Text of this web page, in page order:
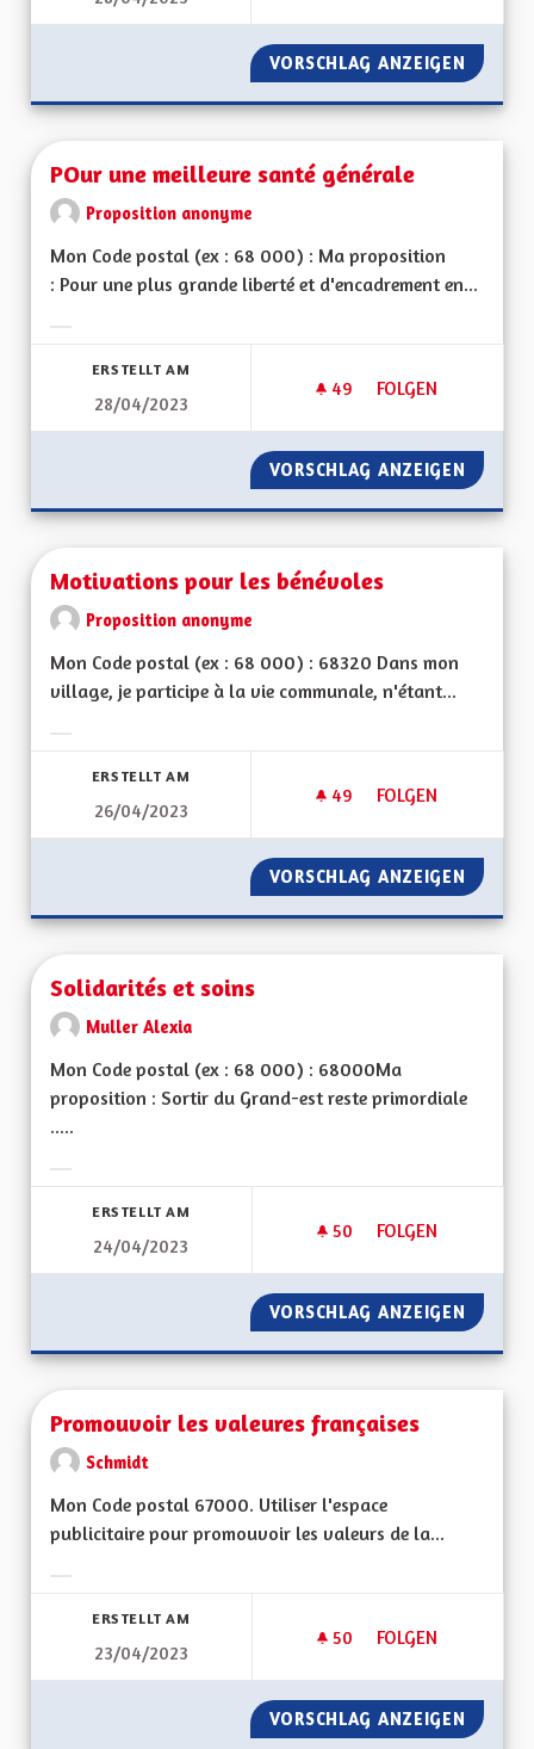
VORSCHLAG ANZEIGEN
POur une meilleure santé générale
Proposition anonyme
Mon Code postal (ex : 68 000) : Ma proposition
: Pour une plus grande liberté et d'encadrement en...
ERSTELLT AM
28/04/2023
49 49 FOLLOWER
FOLGEN
POUR UNE
VORSCHLAG ANZEIGEN POUR
Motivations pour les bénévoles
Proposition anonyme
Mon Code postal (ex : 68 000) : 68320 Dans mon
village, je participe à la vie communale, n'étant...
ERSTELLT AM
26/04/2023
49 49 FOLLOWER
FOLGEN
MOTIVATIONS
VORSCHLAG ANZEIGEN
Solidarités et soins
Muller Alexia
Mon Code postal (ex : 68 000) : 68000Ma
proposition : Sortir du Grand-est reste primordiale
.....
ERSTELLT AM
24/04/2023
50 50 FOLLOWER
FOLGEN
SOLIDARITÉS ET
VORSCHLAG ANZEIGEN
Promouvoir les valeures françaises
Schmidt
Mon Code postal 67000. Utiliser l'espace
publicitaire pour promouvoir les valeurs de la...
ERSTELLT AM
23/04/2023
50 50 FOLLOWER
FOLGEN
PROMOUVOIR LES
VORSCHLAG ANZEIGEN